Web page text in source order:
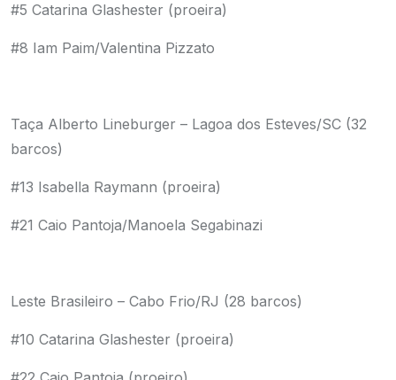
#5 Catarina Glashester (proeira)
#8 Iam Paim/Valentina Pizzato
Taça Alberto Lineburger – Lagoa dos Esteves/SC (32
barcos)
#13 Isabella Raymann (proeira)
#21 Caio Pantoja/Manoela Segabinazi
Leste Brasileiro – Cabo Frio/RJ (28 barcos)
#10 Catarina Glashester (proeira)